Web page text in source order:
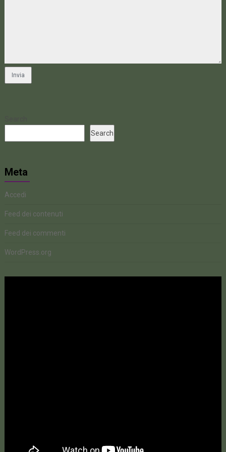
Search
Meta
Accedi
Feed dei contenuti
Feed dei commenti
WordPress.org